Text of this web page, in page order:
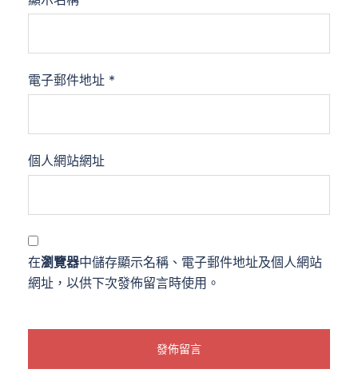
電子郵件地址 *
個人網站網址
在瀏覽器中儲存顯示名稱、電子郵件地址及個人網站
網址，以供下次發佈留言時使用。